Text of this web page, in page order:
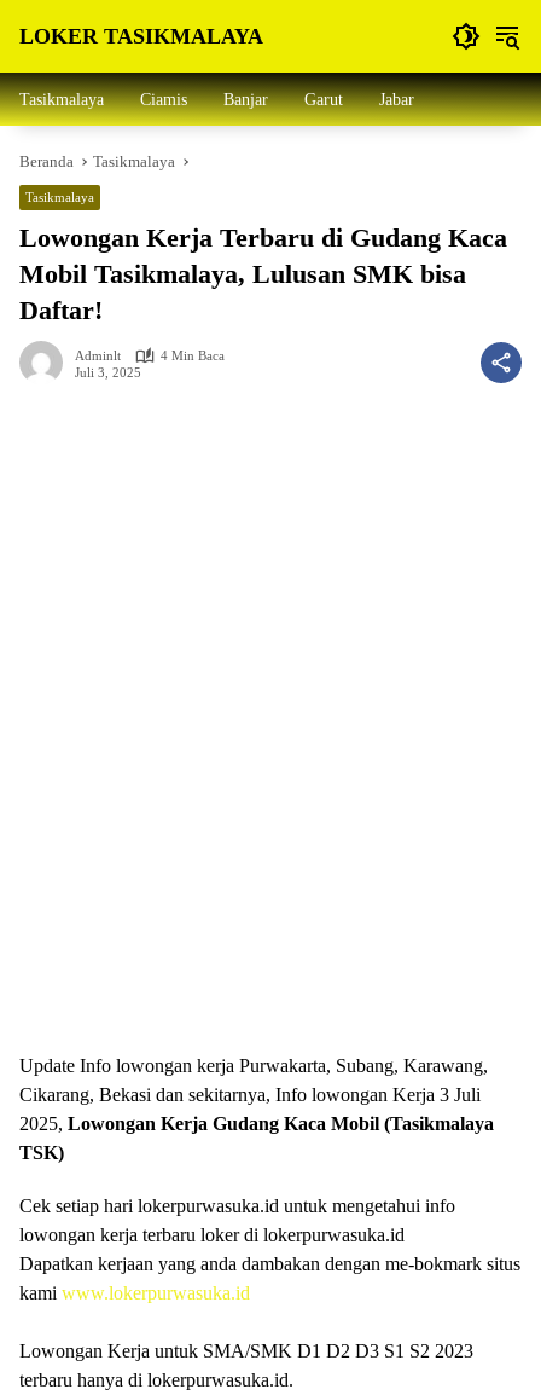
LOKER TASIKMALAYA
Lowongan
Kerja
dan
Sekitarna
Tasikmalaya Ciamis Banjar Garut Jabar
Beranda Tasikmalaya
Tasikmalaya
Lowongan Kerja Terbaru di Gudang Kaca
Mobil Tasikmalaya, Lulusan SMK bisa
Daftar!
Adminlt
4 Min Baca
Juli 3, 2025
Update Info lowongan kerja Purwakarta, Subang, Karawang,
Cikarang, Bekasi dan sekitarnya, Info lowongan Kerja 3 Juli
2025, Lowongan Kerja Gudang Kaca Mobil (Tasikmalaya
TSK)
Cek setiap hari lokerpurwasuka.id untuk mengetahui info
lowongan kerja terbaru loker di lokerpurwasuka.id
Dapatkan kerjaan yang anda dambakan dengan me-bokmark situs
kami www.lokerpurwasuka.id
Lowongan Kerja untuk SMA/SMK D1 D2 D3 S1 S2 2023
terbaru hanya di lokerpurwasuka.id.